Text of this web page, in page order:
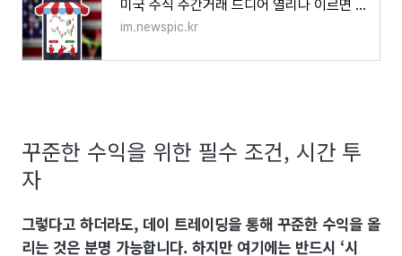
미국 주식 주간거래 드디어 열리나 이르면 연내 재개될 듯... 전망 분석
im.newspic.kr
꾸준한 수익을 위한 필수 조건, 시간 투
자
그렇다고 하더라도, 데이 트레이딩을 통해 꾸준한 수익을 올
리는 것은 분명 가능합니다. 하지만 여기에는 반드시 ‘시